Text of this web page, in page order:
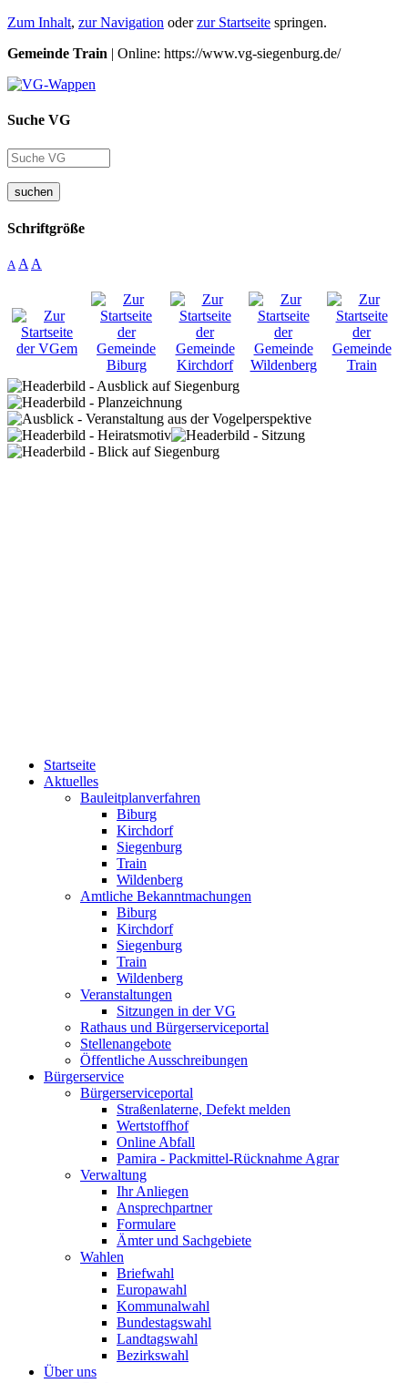
Zum Inhalt, zur Navigation oderzur Startseite springen.
Gemeinde Train | Online: https://www.vg-siegenburg.de/
Suche VG
suchen
Schriftgröße
A A A
Startseite
Aktuelles
Bauleitplanverfahren
Biburg
Kirchdorf
Siegenburg
Train
Wildenberg
Amtliche Bekanntmachungen
Biburg
Kirchdorf
Siegenburg
Train
Wildenberg
Veranstaltungen
Sitzungen in der VG
Rathaus und Bürgerserviceportal
Stellenangebote
Öffentliche Ausschreibungen
Bürgerservice
Bürgerserviceportal
Straßenlaterne, Defekt melden
Wertstoffhof
Online Abfall
Pamira - Packmittel-Rücknahme Agrar
Verwaltung
Ihr Anliegen
Ansprechpartner
Formulare
Ämter und Sachgebiete
Wahlen
Briefwahl
Europawahl
Kommunalwahl
Bundestagswahl
Landtagswahl
Bezirkswahl
Über uns